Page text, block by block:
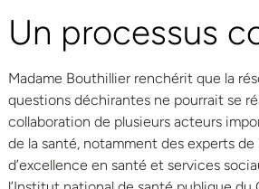
Un processus
Madame Bouthillier renchérit que la
questions déchirantes ne pourrait se
collaboration de plusieurs acteurs
de la santé, notamment des experts de
d’excellence en santé et services